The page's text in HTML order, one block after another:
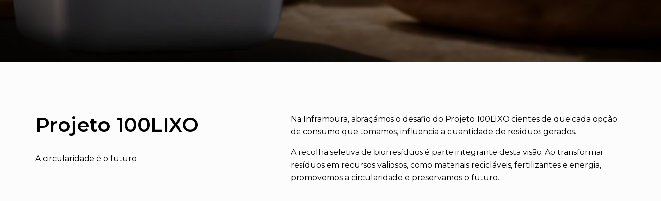
Projeto 100LIXO
A circularidade é o futuro
Na Inframoura, abraçámos o desafio do Projeto 100LIXO cientes de que cada opção
de consumo que tomamos, influencia a quantidade de resíduos gerados.
A recolha seletiva de biorresíduos é parte integrante desta visão. Ao transformar
resíduos em recursos valiosos, como materiais recicláveis, fertilizantes e energia,
promovemos a circularidade e preservamos o futuro.